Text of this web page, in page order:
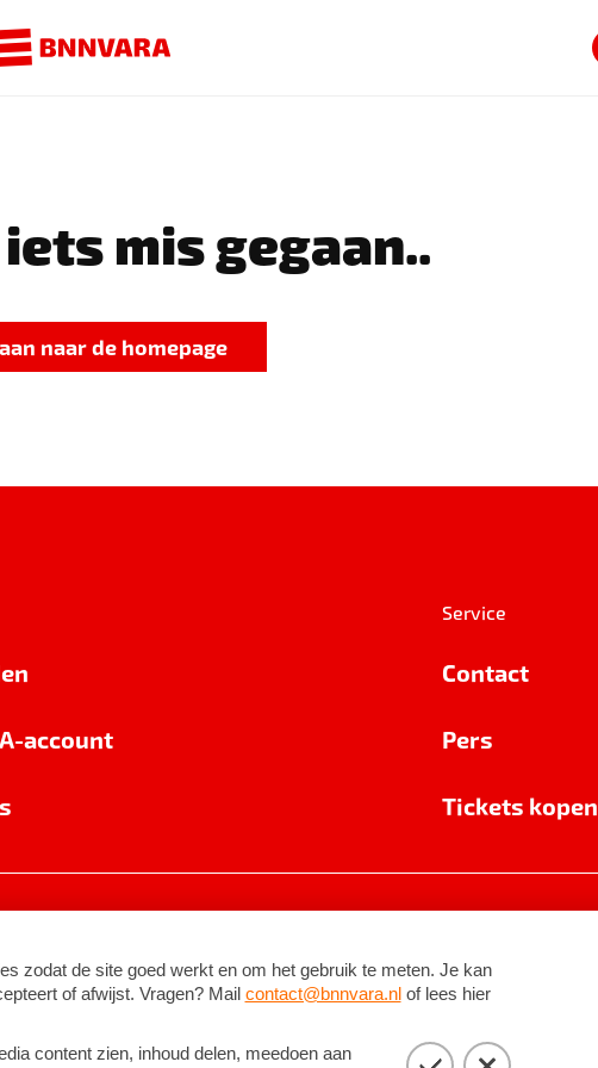
mis gegaan..
naar de homepage
account
Service
Contact
Pers
Tickets kopen
BNNVARA